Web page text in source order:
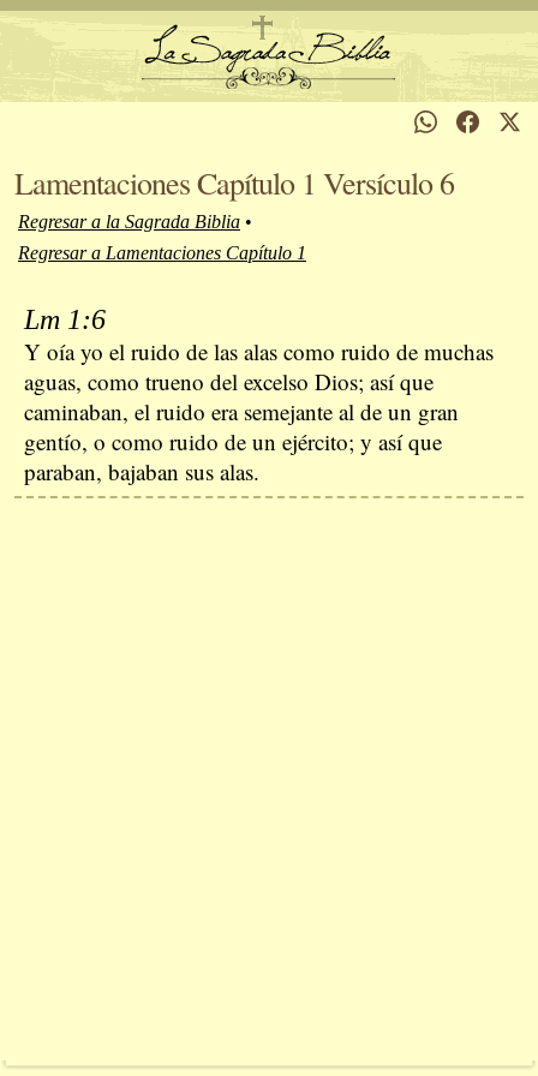
Lamentaciones Capítulo 1 Versículo 6
Regresar a la Sagrada Biblia •
Regresar a Lamentaciones Capítulo 1
Lm 1:6
Y oía yo el ruido de las alas como ruido de muchas
aguas, como trueno del excelso Dios; así que
caminaban, el ruido era semejante al de un gran
gentío, o como ruido de un ejército; y así que
paraban, bajaban sus alas.